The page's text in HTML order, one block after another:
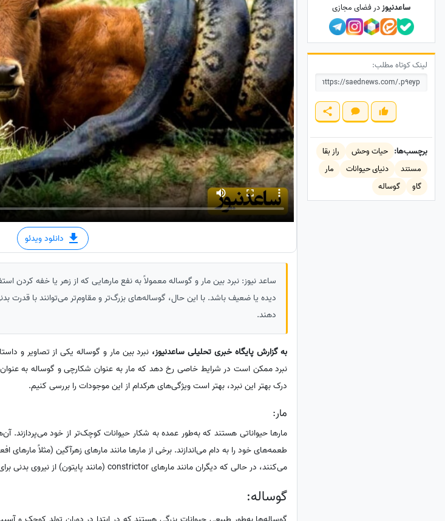
دانلود ویدئو
ساعد نیوز: نبرد بین مار و گوساله معمولاً به نفع مارهایی که از زهر یا خفه کردن
دیده یا ضعیف باشد. با این حال، گوساله‌های بزرگ‌تر و مقاوم‌تر می‌توانند با قدرت
دهند.
به گزارش پایگاه خبری تحلیلی ساعدنیوز، نبرد بین مار و گوساله یکی از تصاویر و
نبرد ممکن است در شرایط خاصی رخ دهد که مار به عنوان شکارچی و گوساله به عنوان
درک بهتر این نبرد، بهتر است ویژگی‌های هرکدام از این موجودات را بررسی کنیم.
مار:
مارها حیواناتی هستند که به‌طور عمده به شکار حیوانات کوچک‌تر از خود می‌پردازند.
طعمه‌های خود را به دام می‌اندازند. برخی از مارها مانند مارهای زهرآگین (مثلاً مارهای
می‌کنند، در حالی که دیگران مانند مارهای constrictor (مانند پایتون) از نیروی بدنی برای خفگی شکار خود بهره می‌برند.
گوساله:
ساعدنیوزدر فضای مجازی
لینک کوتاه مطلب:
برچسب‌ها: حیات وحش
راز بقا
مستند
دنیای حیوانات
مار
گاو
گوساله